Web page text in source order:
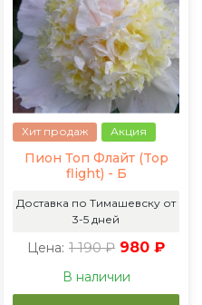
Хит продаж Акция
Пион Топ Флайт (Top
flight) - Б
Доставка по Тимашевску от
3-5 дней
Цена: 1 190 ₽ 980 ₽
В наличии